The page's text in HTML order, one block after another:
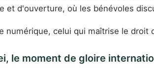
et d'ouverture, où les bénévoles
numérique, celui qui maîtrise le
le moment de gloire